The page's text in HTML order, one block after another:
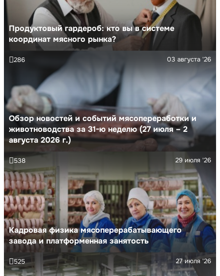
Продуктовый гардероб: кто вы в системе
координат мясного рынка?
Обзор новостей и событий мясопереработки и
животноводства за 31-ю неделю (27 июля – 2
августа 2026 г.)
03 августа '26
286
Кадровая физика мясоперерабатывающего
завода и платформенная занятость
29 июля '26
538
27 июля '26
525